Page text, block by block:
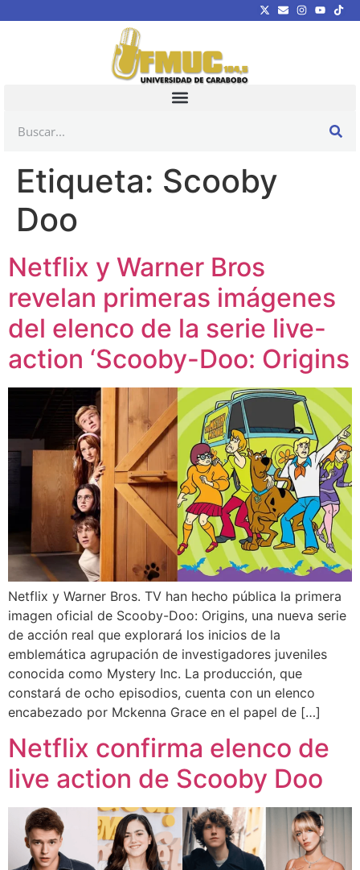
Etiqueta: Scooby
Doo
Netflix y Warner Bros
revelan primeras imágenes
del elenco de la serie live-
action ‘Scooby-Doo: Origins
Netflix y Warner Bros. TV han hecho pública la primera
imagen oficial de Scooby-Doo: Origins, una nueva serie
de acción real que explorará los inicios de la
emblemática agrupación de investigadores juveniles
conocida como Mystery Inc. La producción, que
constará de ocho episodios, cuenta con un elenco
encabezado por Mckenna Grace en el papel de […]
Netflix confirma elenco de
live action de Scooby Doo